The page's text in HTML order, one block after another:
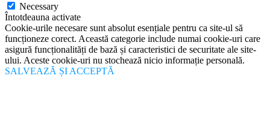
Necessary
Întotdeauna activate
Cookie-urile necesare sunt absolut esențiale pentru ca site-ul să
funcționeze corect. Această categorie include numai cookie-uri care
asigură funcționalități de bază și caracteristici de securitate ale site-
ului. Aceste cookie-uri nu stochează nicio informație personală.
SALVEAZĂ ȘI ACCEPTĂ